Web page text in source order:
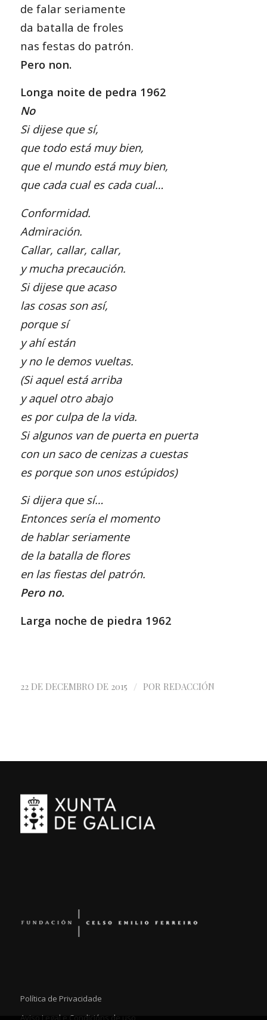
de falar seriamente
da batalla de froles
nas festas do patrón.
Pero non.
Longa noite de pedra 1962
No
Si dijese que sí,
que todo está muy bien,
que el mundo está muy bien,
que cada cual es cada cual…
Conformidad.
Admiración.
Callar, callar, callar,
y mucha precaución.
Si dijese que acaso
las cosas son así,
porque sí
y ahí están
y no le demos vueltas.
(Si aquel está arriba
y aquel otro abajo
es por culpa de la vida.
Si algunos van de puerta en puerta
con un saco de cenizas a cuestas
es porque son unos estúpidos)
Si dijera que sí…
Entonces sería el momento
de hablar seriamente
de la batalla de flores
en las fiestas del patrón.
Pero no.
Larga noche de piedra 1962
22 DE DECEMBRO DE 2015 / POR REDACCIÓN
Política de Privacidade
Aviso Legal e Condicións de uso